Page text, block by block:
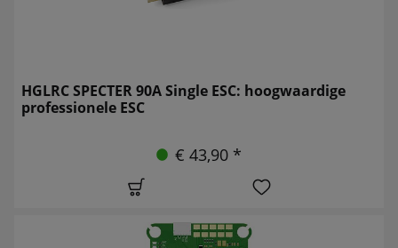
HGLRC SPECTER 90A Single ESC: hoogwaardige
professionele ESC
€ 43,90 *